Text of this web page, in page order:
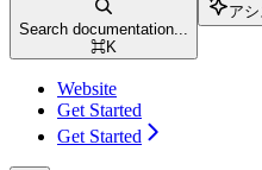
Search documentation...
⌘K
ア
Website
Get Started
Get Started